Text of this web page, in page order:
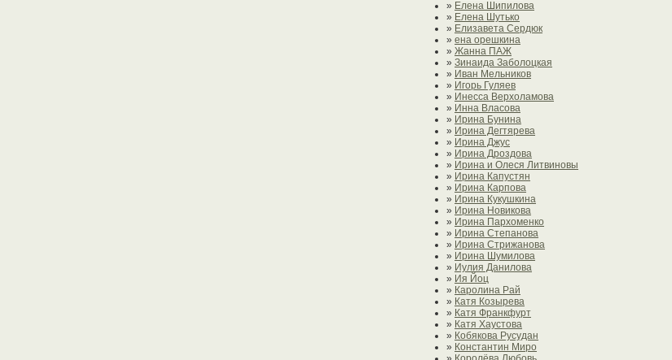
» Елена Шипилова
» Елена Шутько
» Елизавета Сердюк
» ена орешкина
» Жанна ПАЖ
» Зинаида Заболоцкая
» Иван Мельников
» Игорь Гуляев
» Инесса Верхоламова
» Инна Власова
» Ирина Бунина
» Ирина Дегтярева
» Ирина Джус
» Ирина Дроздова
» Ирина и Олеся Литвиновы
» Ирина Капустян
» Ирина Карпова
» Ирина Кукушкина
» Ирина Новикова
» Ирина Пархоменко
» Ирина Степанова
» Ирина Стрижанова
» Ирина Шумилова
» Иулия Данилова
» Ия Йоц
» Каролина Рай
» Катя Козырева
» Катя Франкфурт
» Катя Хаустова
» Кобякова Русудан
» Константин Миро